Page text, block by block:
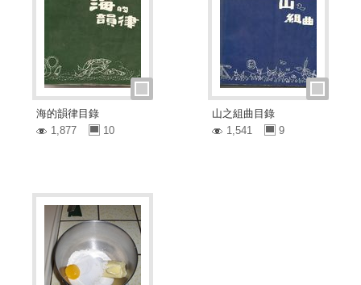
海的韻律目錄
1,877
10
山之組曲目錄
1,541
9